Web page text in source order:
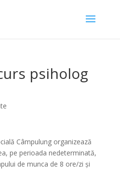
psiholog
Câmpulung organizează
pe perioada nedeterminată,
de munca de 8 ore/zi și